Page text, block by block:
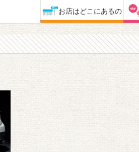
お店はどこにあるの